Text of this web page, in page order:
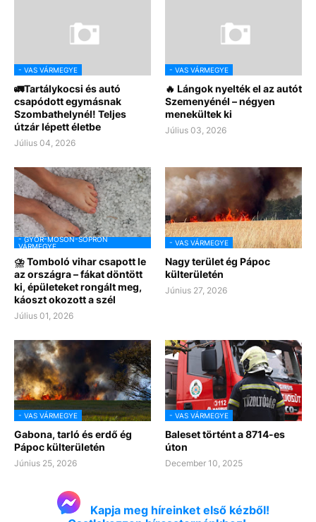
- VAS VÁRMEGYE
🚛Tartálykocsi és autó
csapódott egymásnak
Szombathelynél! Teljes
útzár lépett életbe
Július 04, 2026
- VAS VÁRMEGYE
🔥 Lángok nyelték el az autót
Szemenyénél – négyen
menekültek ki
Július 03, 2026
- GYŐR-MOSON-SOPRON
VÁRMEGYE
⛈️ Tomboló vihar csapott le
az országra – fákat döntött
ki, épületeket rongált meg,
káoszt okozott a szél
Július 01, 2026
- VAS VÁRMEGYE
Nagy terület ég Pápoc
külterületén
Június 27, 2026
- VAS VÁRMEGYE
Gabona, tarló és erdő ég
Pápoc külterületén
Június 25, 2026
- VAS VÁRMEGYE
Baleset történt a 8714-es
úton
December 10, 2025
Kapja meg híreinket első kézből!